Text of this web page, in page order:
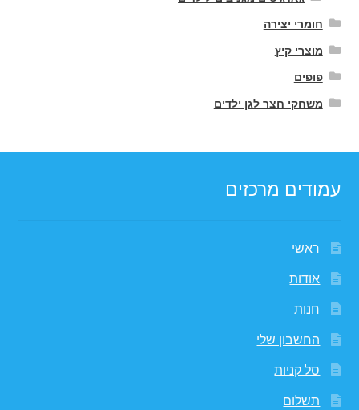
חומרי יצירה
מוצרי קיץ
פופים
משחקי חצר לגן ילדים
עמודים מרכזים
ראשי
אודות
חנות
החשבון שלי
סל קניות
תשלום